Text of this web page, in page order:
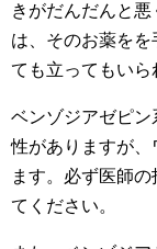
きがだんだんと
は、そのお薬を
ても立ってもいら
ベンゾジアゼピ
性がありますが、
ます。必ず医師
てください。